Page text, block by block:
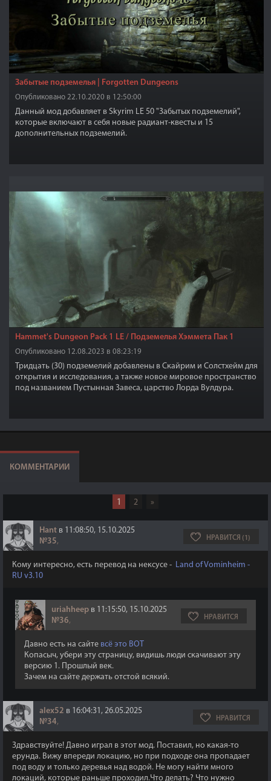
Забытые подземелья | Forgotten Dungeons
Опубликовано 22.10.2020 в 12:50:00
Данный мод добавляет в Skyrim LE 50 "Забытых подземелий",
которые включают в себя новые радиант-квесты и 15
дополнительных подземелий.
Hammet's Dungeon Pack 1 LE / Подземелья Хэммета Пак 1
Опубликовано 12.08.2023 в 08:23:19
Тридцать (30) подземелий добавлены в Скайрим и Солстхейм для
открытия и исследования, а также новое мировое пространство
под названием Пустынная Завеса, царство Лорда Вулдура.
КОММЕНТАРИИ
1 2 »
Hant в 11:08:50, 15.10.2025
№35, НРАВИТСЯ (1)
Кому интересно, есть перевод на нексусе - Land of Vominheim -
RU v3.10
uriahheep в 11:15:50, 15.10.2025
№36, НРАВИТСЯ
Давно есть на сайте всё это ВОТ
Копасыч, убери эту страницу, видишь люди скачивают эту
версию 1. Прошлый век.
Зачем на сайте держать отстой всякий.
alex52 в 16:04:31, 26.05.2025
№34, НРАВИТСЯ
Здравствуйте! Давно играл в этот мод. Поставил, но какая-то
ерунда. Вижу впереди локацию, но при подходе она пропадает
под воду и только деревья над водой. Не могу найти много
локаций, которые раньше проходил.Что делать? Что нужно